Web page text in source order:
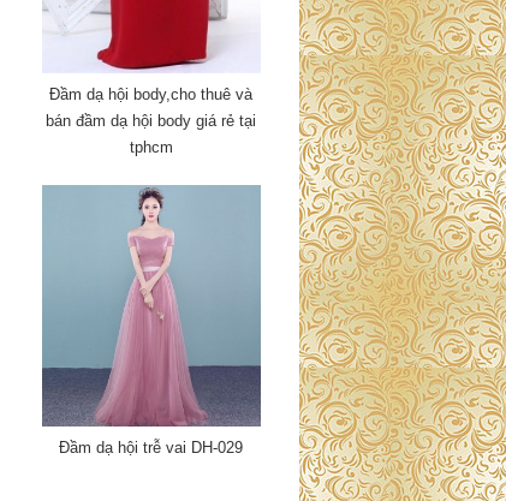
Đầm dạ hội body,cho thuê và
bán đầm dạ hội body giá rẻ tại
tphcm
Đầm dạ hội trễ vai DH-029